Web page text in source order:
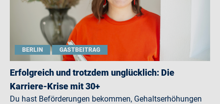
BERLIN GASTBEITRAG
Erfolgreich und trotzdem unglücklich: Die
Karriere-Krise mit 30+
Du hast Beförderungen bekommen, Gehaltserhöhungen